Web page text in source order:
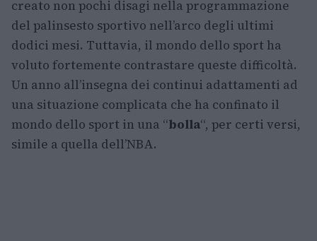
creato non pochi disagi nella programmazione
del palinsesto sportivo nell’arco degli ultimi
dodici mesi. Tuttavia, il mondo dello sport ha
voluto fortemente contrastare queste difficoltà.
Un anno all’insegna dei continui adattamenti ad
una situazione complicata che ha confinato il
mondo dello sport in una “bolla“, per certi versi,
simile a quella dell’NBA.